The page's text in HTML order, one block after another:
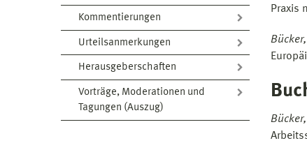
Kommentierungen
Urteilsanmerkungen
Herausgeberschaften
Vorträge, Moderationen und
Tagungen (Auszug)
Praxis